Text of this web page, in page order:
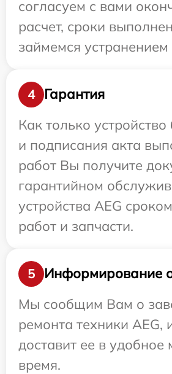
согласуем с вами
расчет, сроки
займемся
4
Гарантия
Как только устройство
и подписания акта
работ Вы получите
гарантийном
устройства AEG
работ и запчасти.
5
Информирование о
Мы сообщим Вам о
ремонта техники AEG,
доставит ее в удобное
время.